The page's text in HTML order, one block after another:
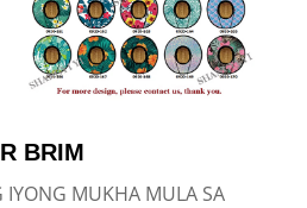
BRIM
IYONG MUKHA MULA SA